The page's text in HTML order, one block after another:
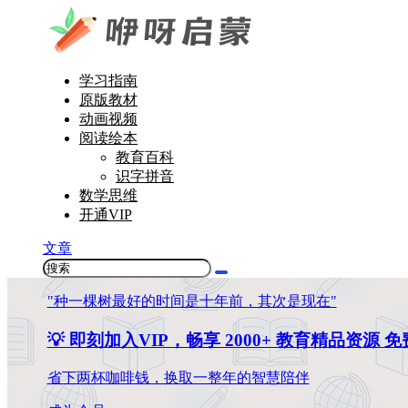
学习指南
原版教材
动画视频
阅读绘本
教育百科
识字拼音
数学思维
开通VIP
文章
"种一棵树最好的时间是十年前，其次是现在"
💡 即刻加入VIP，畅享 2000+ 教育精品资源 免
省下两杯咖啡钱，换取一整年的智慧陪伴